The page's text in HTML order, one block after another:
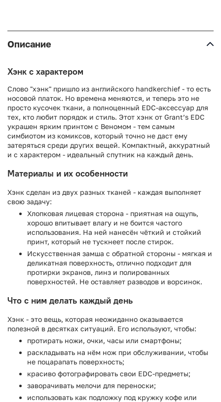
Описание
Хэнк с характером
Слово "хэнк" пришло из английского handkerchief - то есть
носовой платок. Но времена меняются, и теперь это не
просто кусочек ткани, а полноценный EDC-аксессуар для
тех, кто любит порядок и стиль. Этот хэнк от Grant’s EDC
украшен ярким принтом с Веномом - тем самым
симбиотом из комиксов, который точно не даст ему
затеряться среди других вещей. Компактный, аккуратный
и с характером - идеальный спутник на каждый день.
Материалы и их особенности
Хэнк сделан из двух разных тканей - каждая выполняет
свою задачу:
Хлопковая лицевая сторона - приятная на ощупь,
хорошо впитывает влагу и не боится частого
использования. На ней нанесён чёткий и стойкий
принт, который не тускнеет после стирок.
Искусственная замша с обратной стороны - мягкая и
деликатная поверхность, отлично подходит для
протирки экранов, линз и полированных
поверхностей. Не оставляет разводов и ворсинок.
Что с ним делать каждый день
Хэнк - это вещь, которая неожиданно оказывается
полезной в десятках ситуаций. Его используют, чтобы:
протирать ножи, очки, часы или смартфоны;
раскладывать на нём нож при обслуживании, чтобы
не поцарапать поверхность;
красиво фотографировать свои EDC-предметы;
заворачивать мелочи для переноски;
использовать как подложку под кружку кофе или